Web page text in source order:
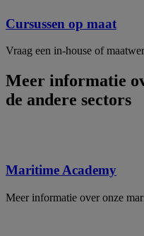
Cursussen op maat
Vraag een in-house of
Meer informatie
de andere sectors
Maritime Academy
Meer informatie over onze